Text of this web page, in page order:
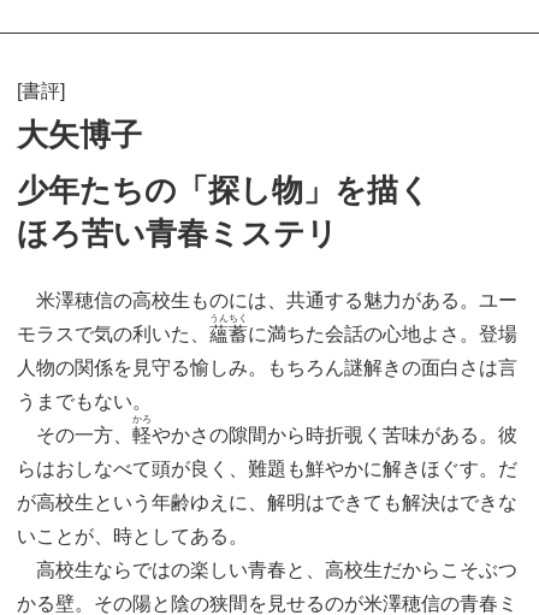
[書評]
大矢博子
少年たちの「探し物」を描く
ほろ苦い青春ミステリ
米澤穂信の高校生ものには、共通する魅力がある。ユー
モラスで気の利いた、 蘊蓄
うんちく
に満ちた会話の心地よさ。登場
人物の関係を見守る愉しみ。もちろん謎解きの面白さは言
うまでもない。
その一方、 軽
かろ
やかさの隙間から時折覗く苦味がある。彼
らはおしなべて頭が良く、難題も鮮やかに解きほぐす。だ
が高校生という年齢ゆえに、解明はできても解決はできな
いことが、時としてある。
高校生ならではの楽しい青春と、高校生だからこそぶつ
かる壁。その陽と陰の狭間を見せるのが米澤穂信の青春ミ